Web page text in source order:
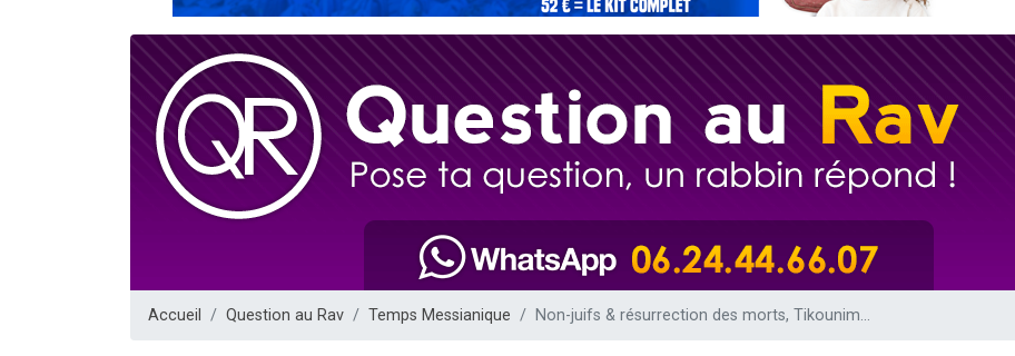
Il reste 49 places pour étudier en groupe sur Zoom
Ariel vient de donner son Maasser
Nathaniel vient de donner son Maasser
6 personnes viennent de faire un don pour 5 enfants déjà orphelins risquent de perdre
10 personnes viennent de demander une bénédiction
Il reste 49 places pour étudier en groupe sur Zoom
3 personnes viennent de faire un don pour Diane, 80 ans, dans un appartement insalubre
Accueil Question au Rav Temps Messianique Non-juifs & résurrection des morts, Tikounim...